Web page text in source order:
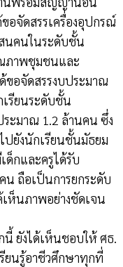
อจัดสรรเครื่องอุปกรณ์
นคนในระดับชั้น
ภาพชุมชนและ
ขอจัดสรรงบประมาณ
รียนระดับชั้น
ะมาณ 1.2 ล้านคน ซึ่ง
ปยังนักเรียนชั้นมัธยม
ด็กและครูได้รับ
น ถือเป็นการยกระดับ
ห็นภาพอย่างชัดเจน
นี้ ยังได้เห็นชอบให้ ศธ.
รียนรู้อาชีวศึกษาทุกที่